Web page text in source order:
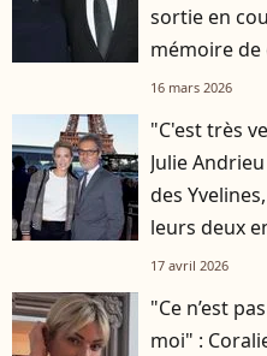
sortie en
mémoire
16 mars 2026
"C'est très
Julie
des
leurs deux
17 avril 2026
"Ce n’est
moi" :